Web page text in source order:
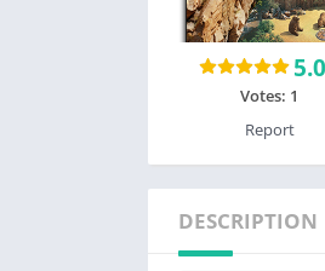
5.0
Votes: 1
Report
DESCRIPTION